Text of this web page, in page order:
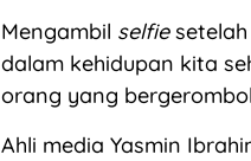
Mengambil selfiesetelah
dalam kehidupan kita
orang yang
Ahli media Yasmin